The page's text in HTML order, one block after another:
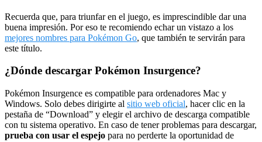
Recuerda que, para triunfar en el juego, es imprescindible dar una
buena impresión. Por eso te recomiendo echar un vistazo a los
mejores nombres para Pokémon Go, que también te servirán para
este título.
¿Dónde descargar Pokémon Insurgence?
Pokémon Insurgence es compatible para ordenadores Mac y
Windows. Solo debes dirigirte al sitio web oficial, hacer clic en la
pestaña de “Download” y elegir el archivo de descarga compatible
con tu sistema operativo. En caso de tener problemas para descargar,
prueba con usar el espejo para no perderte la oportunidad de